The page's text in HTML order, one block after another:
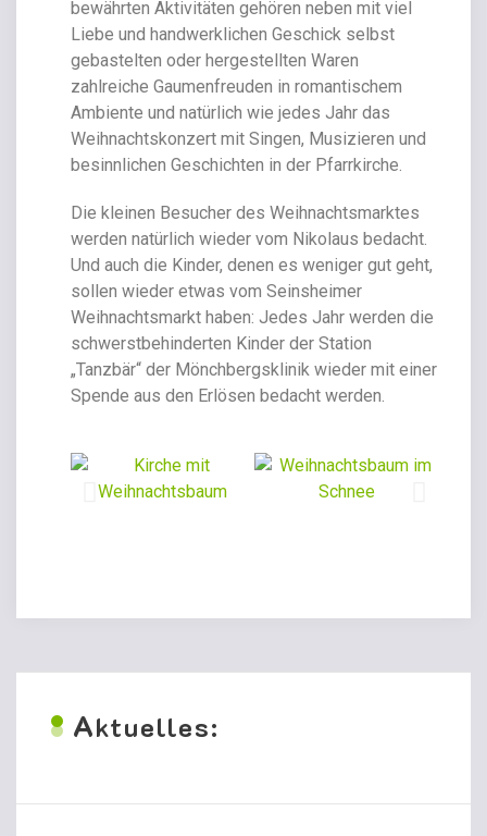
bewährten Aktivitäten gehören neben mit viel
Liebe und handwerklichen Geschick selbst
gebastelten oder hergestellten Waren
zahlreiche Gaumenfreuden in romantischem
Ambiente und natürlich wie jedes Jahr das
Weihnachtskonzert mit Singen, Musizieren und
besinnlichen Geschichten in der Pfarrkirche.
Die kleinen Besucher des Weihnachtsmarktes
werden natürlich wieder vom Nikolaus bedacht.
Und auch die Kinder, denen es weniger gut geht,
sollen wieder etwas vom Seinsheimer
Weihnachtsmarkt haben: Jedes Jahr werden die
schwerstbehinderten Kinder der Station
„Tanzbär“ der Mönchbergsklinik wieder mit einer
Spende aus den Erlösen bedacht werden.
Aktuelles: